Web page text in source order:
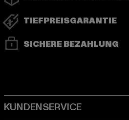
TIEFPREISGARANTIE
SICHERE BEZAHLUNG